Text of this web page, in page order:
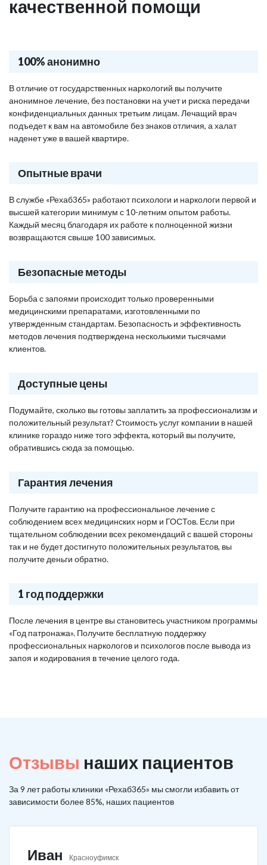
качественной помощи
100% анонимно
В отличие от государственных наркологий вы получите
анонимное лечение, без постановки на учет и риска передачи
конфиденциальных данных третьим лицам. Лечащий врач
подъедет к вам на автомобиле без знаков отличия, а халат
наденет уже в вашей квартире.
Опытные врачи
В службе «Рехаб365» работают психологи и наркологи первой и
высшей категории минимум с 10-летним опытом работы.
Каждый месяц благодаря их работе к полноценной жизни
возвращаются свыше 100 зависимых.
Безопасные методы
Борьба с запоями происходит только проверенными
медицинскими препаратами, изготовленными по
утвержденным стандартам. Безопасность и эффективность
методов лечения подтверждена несколькими тысячами
клиентов.
Доступные цены
Подумайте, сколько вы готовы заплатить за профессионализм и
положительный результат? Стоимость услуг компании в нашей
клинике гораздо ниже того эффекта, который вы получите,
обратившись сюда за помощью.
Гарантия лечения
Получите гарантию на профессиональное лечение с
соблюдением всех медицинских норм и ГОСТов. Если при
тщательном соблюдении всех рекомендаций с вашей стороны
так и не будет достигнуто положительных результатов, вы
получите деньги обратно.
1 год поддержки
После лечения в центре вы становитесь участником программы
«Год патронажа». Получите бесплатную поддержку
профессиональных наркологов и психологов после вывода из
запоя и кодирования в течение целого года.
Отзывы наших пациентов
За 9 лет работы клиники «Рехаб365» мы смогли избавить от
зависимости более 85%, наших пациентов
Иван Красноуфимск